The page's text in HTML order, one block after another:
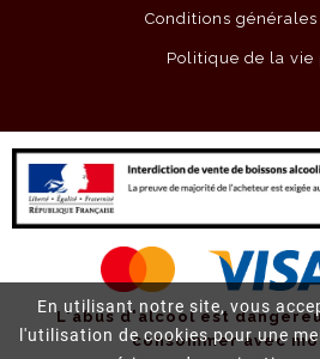
En utilisant notre site, vous
l'utilisation de cookies pour une
Conditions
Politique de la vie
L'abus d'alcool est
consommer avec